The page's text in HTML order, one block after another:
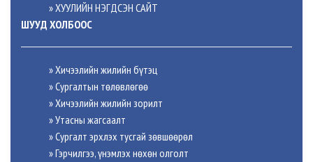
» ХУУЛИЙН НЭГДСЭН САЙТ
ШУУД ХОЛБООС
» Хичээлийн жилийн бүтэц
» Сургалтын төлөвлөгөө
» Хичээлийн жилийн зорилт
» Утасны жагсаалт
» Сургалт эрхлэх тусгай зөвшөөрөл
» Гэрчилгээ, үнэмлэх нөхөн олголт